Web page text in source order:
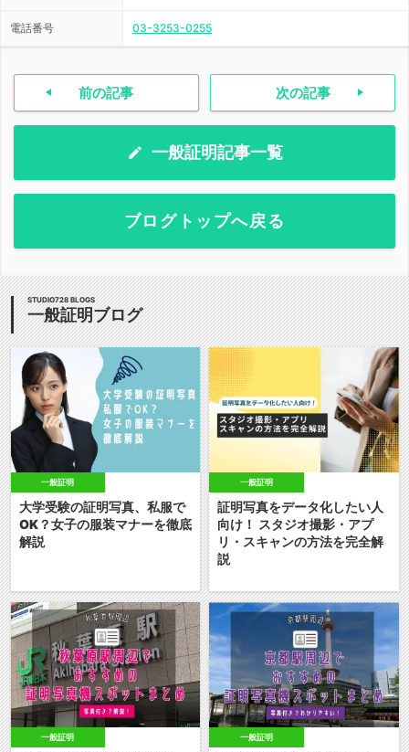
電話番号 03-3253-0255
前の記事 次の記事
一般証明記事一覧
ブログトップへ戻る
STUDIO728 BLOGS
一般証明ブログ
一般証明
大学受験の証明写真、私服で
OK？女子の服装マナーを徹底
解説
一般証明
証明写真をデータ化したい人
向け！ スタジオ撮影・アプ
リ・スキャンの方法を完全解
説
一般証明 一般証明